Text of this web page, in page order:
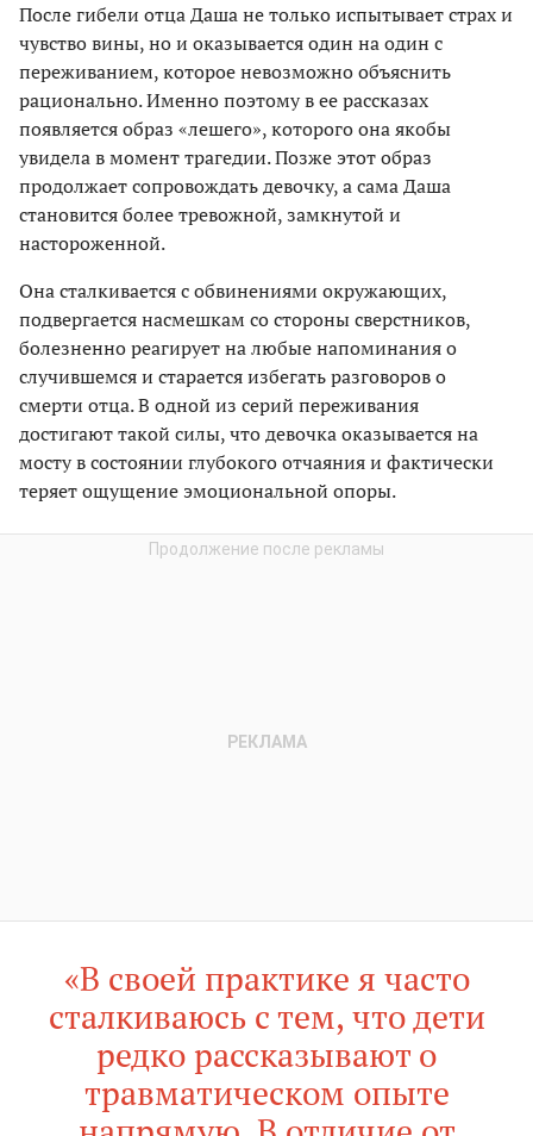
После гибели отца Даша не только испытывает страх и
чувство вины, но и оказывается один на один с
переживанием, которое невозможно объяснить
рационально. Именно поэтому в ее рассказах
появляется образ «лешего», которого она якобы
увидела в момент трагедии. Позже этот образ
продолжает сопровождать девочку, а сама Даша
становится более тревожной, замкнутой и
настороженной.
Она сталкивается с обвинениями окружающих,
подвергается насмешкам со стороны сверстников,
болезненно реагирует на любые напоминания о
случившемся и старается избегать разговоров о
смерти отца. В одной из серий переживания
достигают такой силы, что девочка оказывается на
мосту в состоянии глубокого отчаяния и фактически
теряет ощущение эмоциональной опоры.
«В своей практике я часто
сталкиваюсь с тем, что дети
редко рассказывают о
травматическом опыте